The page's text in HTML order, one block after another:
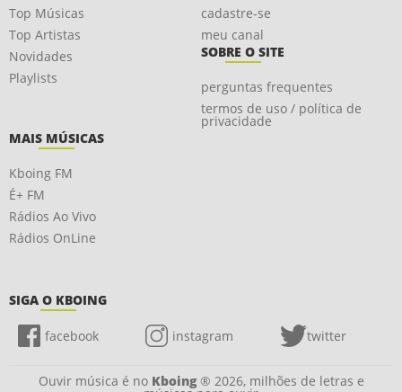
Top Músicas
Top Artistas
Novidades
Playlists
cadastre-se
meu canal
SOBRE O SITE
perguntas frequentes
termos de uso / política de
privacidade
MAIS MÚSICAS
Kboing FM
É+ FM
Rádios Ao Vivo
Rádios OnLine
SIGA O KBOING
facebook instagram twitter
Ouvir música é no Kboing® 2026, milhões de letras e